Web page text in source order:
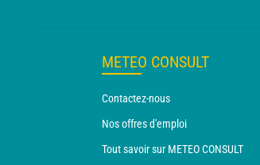
METEO CONSULT
Contactez-nous
Nos offres d'emploi
Tout savoir sur METEO CONSULT